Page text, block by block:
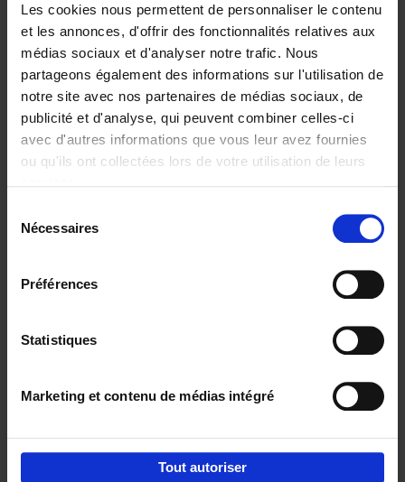
Les cookies nous permettent de personnaliser le contenu
et les annonces, d'offrir des fonctionnalités relatives aux
médias sociaux et d'analyser notre trafic. Nous
partageons également des informations sur l'utilisation de
notre site avec nos partenaires de médias sociaux, de
publicité et d'analyse, qui peuvent combiner celles-ci
avec d'autres informations que vous leur avez fournies
ou qu'ils ont collectées lors de votre utilisation de leurs
Nécessaires
Préférences
Statistiques
Marketing et contenu de médias intégré
Tout autoriser
Building Bonds = Building
Business
Jochen Roef Jozefien De Feyter
Carolien Boom
Couverture souple
2025 200
€29,99
Digital marketing like a PRO -
completely revised edition (EN)